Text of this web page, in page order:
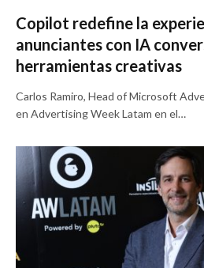
Copilot redefine la
anunciantes con IA
herramientas creativas
Carlos Ramiro, Head of Microsoft
en Advertising Week Latam en el…